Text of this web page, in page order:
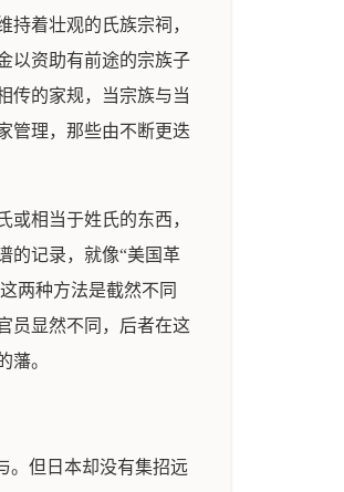
着壮观的氏族宗祠，
以资助有前途的宗族子
传的家规，当宗族与当
管理，那些由不断更迭
相当于姓氏的东西，
的记录，就像“美国革
两种方法是截然不同
员显然不同，后者在这
藩。
。但日本却没有集招远